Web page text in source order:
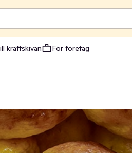
kräftskivan För företag